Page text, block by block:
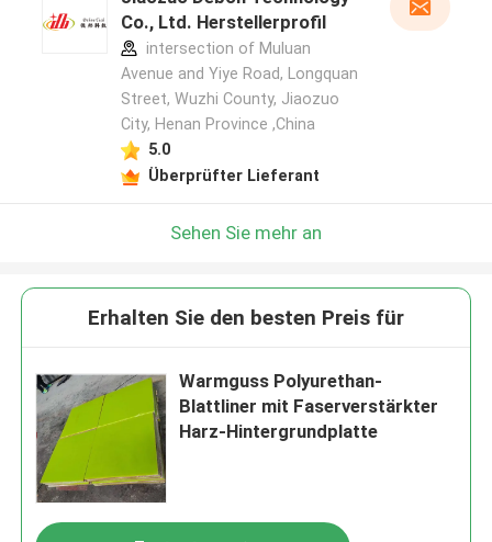
Co., Ltd. Herstellerprofil
intersection of Muluan
Avenue and Yiye Road, Longquan
Street, Wuzhi County, Jiaozuo
City, Henan Province ,China
5.0
Überprüfter Lieferant
Sehen Sie mehr an
Erhalten Sie den besten Preis für
Warmguss Polyurethan-
Blattliner mit Faserverstärkter
Harz-Hintergrundplatte